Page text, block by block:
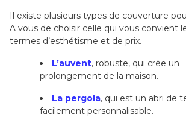
Il existe plusieurs types de couverture
A vous de choisir celle qui vous convient
termes d’esthétisme et de prix.
L’auvent, robuste, qui crée un
prolongement de la maison.
La pergola, qui est un abri de
facilement personnalisable.